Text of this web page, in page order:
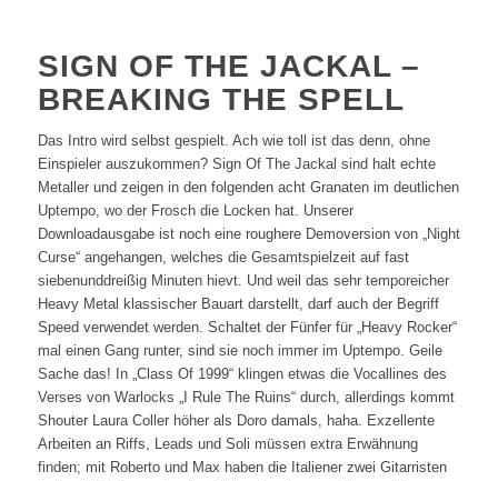
SIGN OF THE JACKAL –
BREAKING THE SPELL
Das Intro wird selbst gespielt. Ach wie toll ist das denn, ohne
Einspieler auszukommen? Sign Of The Jackal sind halt echte
Metaller und zeigen in den folgenden acht Granaten im deutlichen
Uptempo, wo der Frosch die Locken hat. Unserer
Downloadausgabe ist noch eine roughere Demoversion von „Night
Curse“ angehangen, welches die Gesamtspielzeit auf fast
siebenunddreißig Minuten hievt. Und weil das sehr temporeicher
Heavy Metal klassischer Bauart darstellt, darf auch der Begriff
Speed verwendet werden. Schaltet der Fünfer für „Heavy Rocker“
mal einen Gang runter, sind sie noch immer im Uptempo. Geile
Sache das! In „Class Of 1999“ klingen etwas die Vocallines des
Verses von Warlocks „I Rule The Ruins“ durch, allerdings kommt
Shouter Laura Coller höher als Doro damals, haha. Exzellente
Arbeiten an Riffs, Leads und Soli müssen extra Erwähnung
finden; mit Roberto und Max haben die Italiener zwei Gitarristen